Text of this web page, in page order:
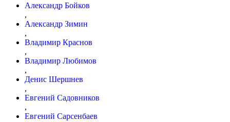
Александр Бойков
,
Александр Зимин
,
Владимир Краснов
,
Владимир Любимов
,
Денис Шершнев
,
Евгений Садовников
,
Евгений Сарсенбаев